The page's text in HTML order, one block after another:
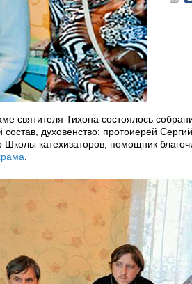
святителя Тихона состоялось
духовенство: протоиерей
катехизаторов, помощник
.